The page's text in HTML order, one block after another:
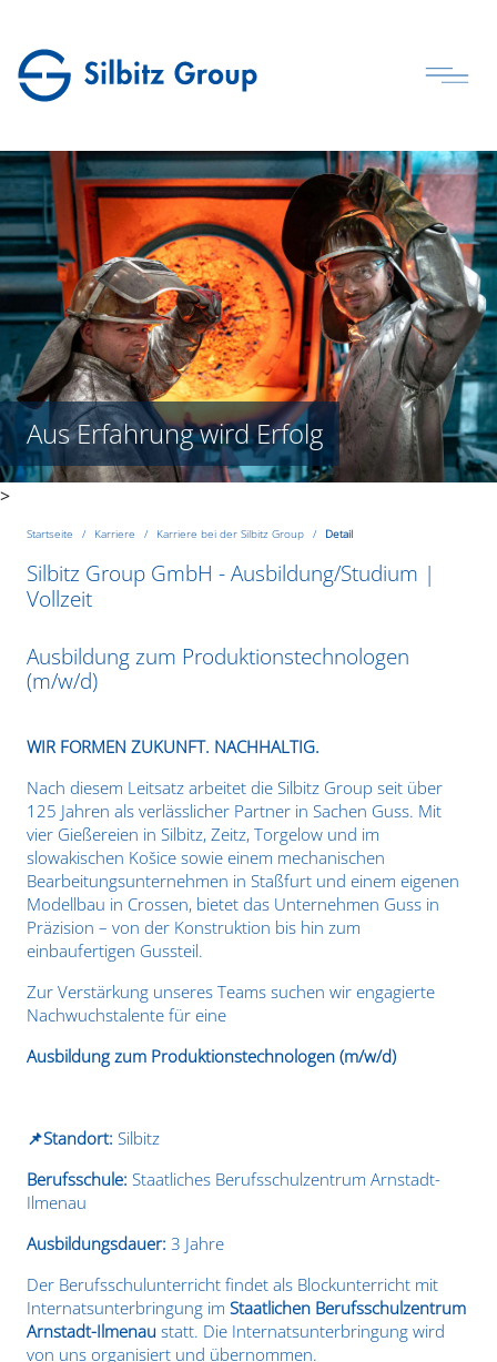
Aus Erfahrung wird Erfolg
>
Startseite Karriere Karriere bei der Silbitz Group Detail
Silbitz Group GmbH - Ausbildung/Studium |
Vollzeit
Ausbildung zum Produktionstechnologen
(m/w/d)
WIR FORMEN ZUKUNFT. NACHHALTIG.
Nach diesem Leitsatz arbeitet die Silbitz Group seit über
125 Jahren als verlässlicher Partner in Sachen Guss. Mit
vier Gießereien in Silbitz, Zeitz, Torgelow und im
slowakischen Košice sowie einem mechanischen
Bearbeitungsunternehmen in Staßfurt und einem eigenen
Modellbau in Crossen, bietet das Unternehmen Guss in
Präzision – von der Konstruktion bis hin zum
einbaufertigen Gussteil.
Zur Verstärkung unseres Teams suchen wir engagierte
Nachwuchstalente für eine
Ausbildung zum Produktionstechnologen (m/w/d)
📌Standort: Silbitz
Berufsschule: Staatliches Berufsschulzentrum Arnstadt-
Ilmenau
Ausbildungsdauer: 3 Jahre
Der Berufsschulunterricht findet als Blockunterricht mit
Internatsunterbringung im Staatlichen Berufsschulzentrum
Arnstadt-Ilmenau statt. Die Internatsunterbringung wird
von uns organisiert und übernommen.